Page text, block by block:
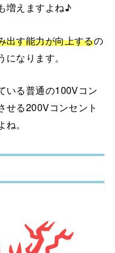
増えますよね♪
出す能力が向上するの
なります。
いる普通の100Vコン
せる200Vコンセント
。